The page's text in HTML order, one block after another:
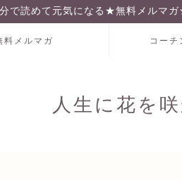
で読めて元気になる★無料メルマ
料メルマガ コーチ
人生に花を